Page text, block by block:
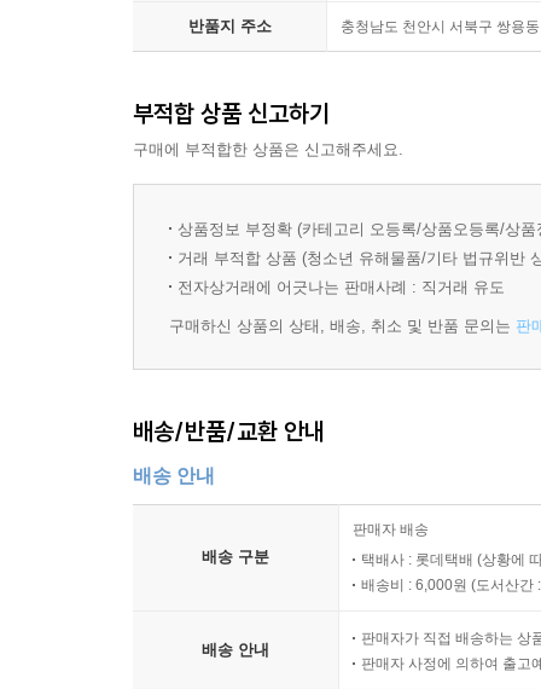
또한 윤곽선이 없이 붓놀림만으로 그림을 그리
물감을 만들어 보고 야외에서 풍경화를 그리는
추상화 기법으로 넘어가는 현대 미술의 흐름을
새로운 방식으로 배우는 모네와 인상파 화가들의
화가들의 삶 속에서 배우는 열정과 도전의 가치
이 책은 마치 미술관에서 큐레이터의 설명을 듣
리고 모네에서 인상파 화가, 신인상파 화가, 현대
어려운 설명보다 직접 행동하도록 유도하여 이
화가들이 그랬듯이 ‘그리기’는 어느 것에도 구애
더불어 작가는 모네의 삶과 예술 정신 속에 담긴
반품지 주소 충청남도 천안시 서북구 쌍용
부적합 상품 신고하기
구매에 부적합한 상품은 신고해주세요.
상품정보 부정확 (카테고리 오등록/상품오등록/상
거래 부적합 상품 (청소년 유해물품/기타 법규위반
전자상거래에 어긋나는 판매사례 : 직거래 유도
구매하신 상품의 상태, 배송, 취소 및 반품 문의는 판
배송/반품/교환 안내
배송 안내
배송 구분
판매자 배송
택배사 : 롯데택배 (상황에
배송비 : 6,000원 (도서산간
배송 안내
판매자가 직접 배송하는 상
판매자 사정에 의하여 출고